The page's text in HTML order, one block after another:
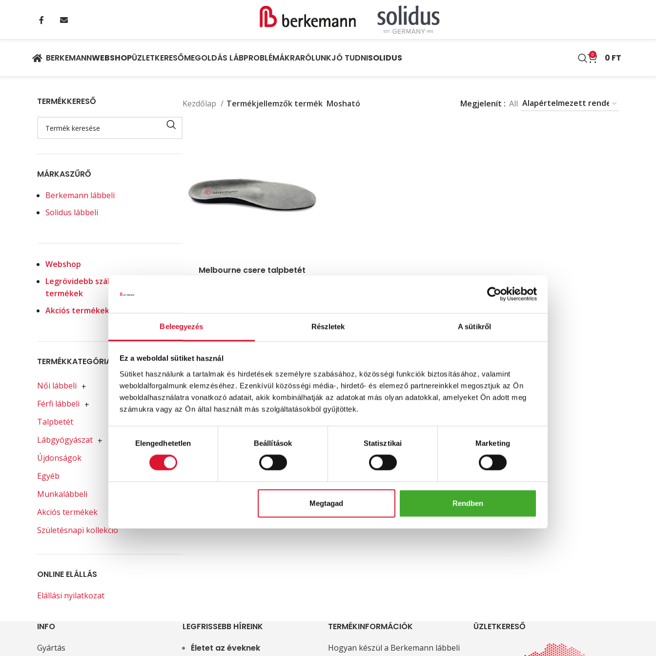
Beleegyezés Részletek A sütikről
Ez a weboldal sütiket használ
Sütiket használunk a tartalmak és hirdetések személyre szabásához, közösségi funkciók biztosításához, valamint
weboldalforgalmunk elemzéséhez. Ezenkívül közösségi média-, hirdető- és elemező partnereinkkel megosztjuk az Ön
weboldalhasználatra vonatkozó adatait, akik kombinálhatják az adatokat más olyan adatokkal, amelyeket Ön adott meg
számukra vagy az Ön által használt más szolgáltatásokból gyűjtöttek.
kiválasztásaElengedhetetlen Beállítások Statisztikai Marketing
Megtagad Rendben
BERKEMANNWEBSHOPÜZLETKERESŐMEGOLDÁS LÁBPROBLÉMÁKRARÓLUNKJÓ TUDNISOLIDUS 0 0 FT
TERMÉKKERESŐ
MÁRKASZŰRŐ
Berkemann lábbeli
Solidus lábbeli
Webshop
Legrövidebb szállítással elérhető
termékek
Akciós termékek
TERMÉKKATEGÓRIA-SZŰRŐ
Női lábbeli +
Férfi lábbeli +
Talpbetét
Lábgyógyászat +
Újdonságok
Egyéb
Munkalábbeli
Akciós termékek
Születésnapi kollekció
ONLINE ELÁLLÁS
Elállási nyilatkozat
Kezdőlap Termékjellemzők termék Mosható Megjelenít All
Melbourne csere talpbetét
INFO
Gyártás
LEGFRISSEBB HÍREINK
Életet az éveknek
TERMÉKINFORMÁCIÓK
Hogyan készül a Berkemann lábbeli
ÜZLETKERESŐ